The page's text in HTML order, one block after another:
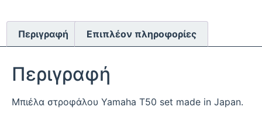
Περιγραφή Επιπλέον πληροφορίες
Περιγραφή
Μπιέλα στροφάλου Yamaha T50 set made in Japan.